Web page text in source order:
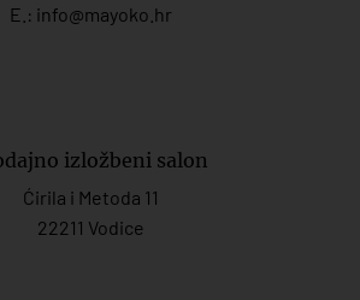
E.: info@mayoko. hr
izložbeni salon
Ćirila i Metoda 11
22211 Vodice